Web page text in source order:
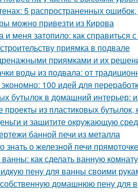
5 распространенных ошибок,
можно привезти из Кирова
меня затопило: как справиться
приямка в подвале
приямками и их
воды из подвала: от
100 идей для
бутылок в домашний интерьер:
проекты из пластиковых
и защитите окружающую
банной печи из металла
знать о железной печи
как сделать ванную
пену для ванны своими
домашнюю пену для